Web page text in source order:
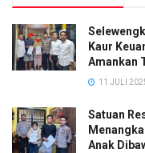
Kaur
Amankan
11 JULI
Satuan
Anak